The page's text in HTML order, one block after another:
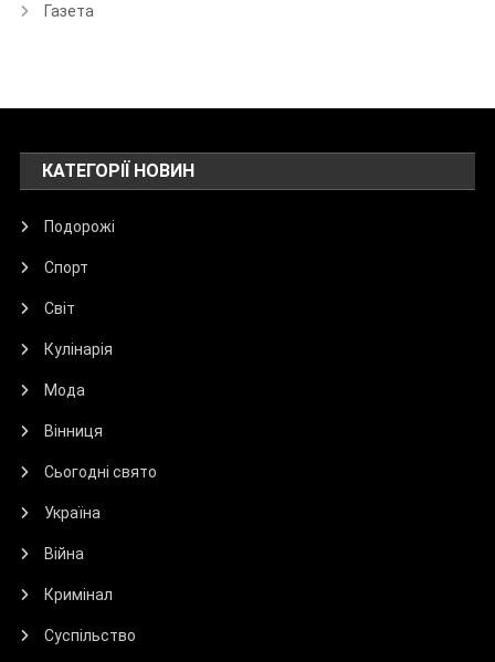
Газета
КАТЕГОРІЇ НОВИН
Подорожі
Спорт
Світ
Кулінарія
Мода
Вінниця
Сьогодні свято
Україна
Війна
Кримінал
Суспільство